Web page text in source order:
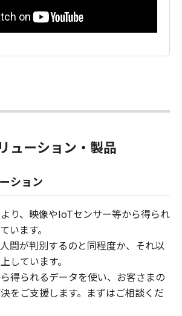
ューション・製品
ション
り、映像やIoTセンサー等から得られ
います。
間が判別するのと同程度か、それ以
しています。
得られるデータを使い、お客さまの
をご支援します。まずはご相談くだ